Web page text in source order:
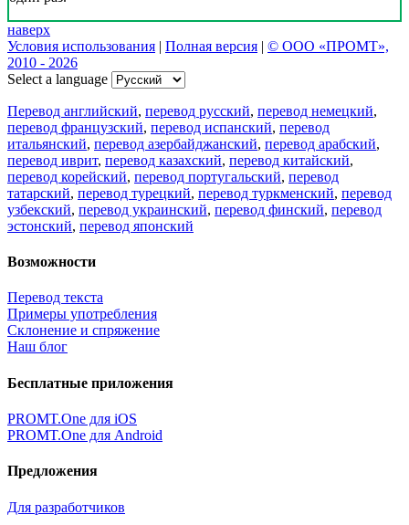
наверх
Условия использования | Полная версия | © ООО «ПРОМТ»,
2010 - 2026
Select a language
Перевод английский, перевод русский, перевод немецкий,
перевод французский, перевод испанский, перевод
итальянский, перевод азербайджанский, перевод арабский,
перевод иврит, перевод казахский, перевод китайский,
перевод корейский, перевод португальский, перевод
татарский, перевод турецкий, перевод туркменский, перевод
узбекский, перевод украинский, перевод финский, перевод
эстонский, перевод японский
Возможности
Перевод текста
Примеры употребления
Склонение и спряжение
Наш блог
Бесплатные приложения
PROMT.One для iOS
PROMT.One для Android
Предложения
Для разработчиков